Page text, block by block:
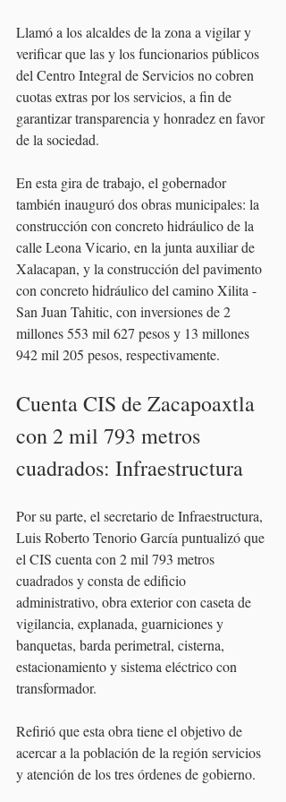
Llamó a los alcaldes de la zona a vigilar y
verificar que las y los funcionarios públicos
del Centro Integral de Servicios no cobren
cuotas extras por los servicios, a fin de
garantizar transparencia y honradez en favor
de la sociedad.
En esta gira de trabajo, el gobernador
también inauguró dos obras municipales: la
construcción con concreto hidráulico de la
calle Leona Vicario, en la junta auxiliar de
Xalacapan, y la construcción del pavimento
con concreto hidráulico del camino Xilita -
San Juan Tahitic, con inversiones de 2
millones 553 mil 627 pesos y 13 millones
942 mil 205 pesos, respectivamente.
Cuenta CIS de Zacapoaxtla
con 2 mil 793 metros
cuadrados: Infraestructura
Por su parte, el secretario de Infraestructura,
Luis Roberto Tenorio García puntualizó que
el CIS cuenta con 2 mil 793 metros
cuadrados y consta de edificio
administrativo, obra exterior con caseta de
vigilancia, explanada, guarniciones y
banquetas, barda perimetral, cisterna,
estacionamiento y sistema eléctrico con
transformador.
Refirió que esta obra tiene el objetivo de
acercar a la población de la región servicios
y atención de los tres órdenes de gobierno.